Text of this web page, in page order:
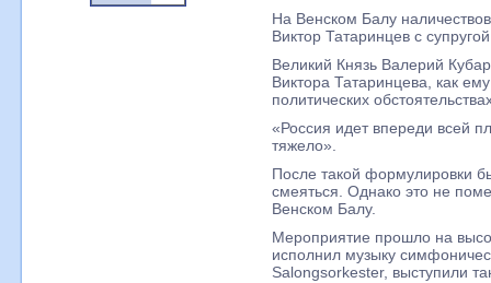
На Венском Балу
Виктор Татаринцев с
Великий Князь Валерий
Виктора Татаринцева, как
политических
«Россия идет впереди всей
тяжело».
После такой формулировки
смеяться. Однако это не
Венском Балу.
Мероприятие прошло на
исполнил музыку
Salongsorkester, выступили